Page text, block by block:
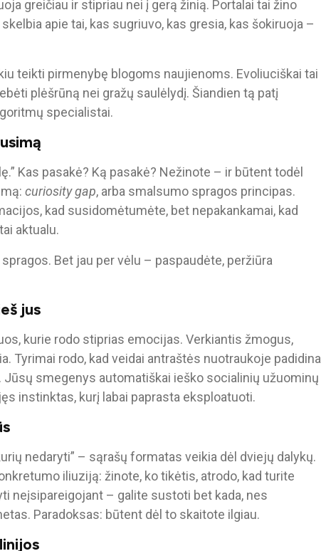
greičiau ir stipriau nei į gerą žinią. Portalai tai žino
apie tai, kas sugriuvo, kas gresia, kas šokiruoja –
teikti pirmenybę blogoms naujienoms. Evoliuciškai tai
plėšrūną nei gražų saulėlydį. Šiandien tą patį
specialistai.
Kas pasakė? Ką pasakė? Nežinote – ir būtent todėl
curiosity gap, arba smalsumo spragos principas.
kad susidomėtumėte, bet nepakankamai, kad
aktualu.
Bet jau per vėlu – paspaudėte, peržiūra
jus
kurie rodo stiprias emocijas. Verkiantis žmogus,
Tyrimai rodo, kad veidai antraštės nuotraukoje padidina
smegenys automatiškai ieško socialinių užuominų
instinktas, kurį labai paprasta eksploatuoti.
nedaryti” – sąrašų formatas veikia dėl dviejų dalykų.
iliuziją: žinote, ko tikėtis, atrodo, kad turite
neįsipareigojant – galite sustoti bet kada, nes
Paradoksas: būtent dėl to skaitote ilgiau.